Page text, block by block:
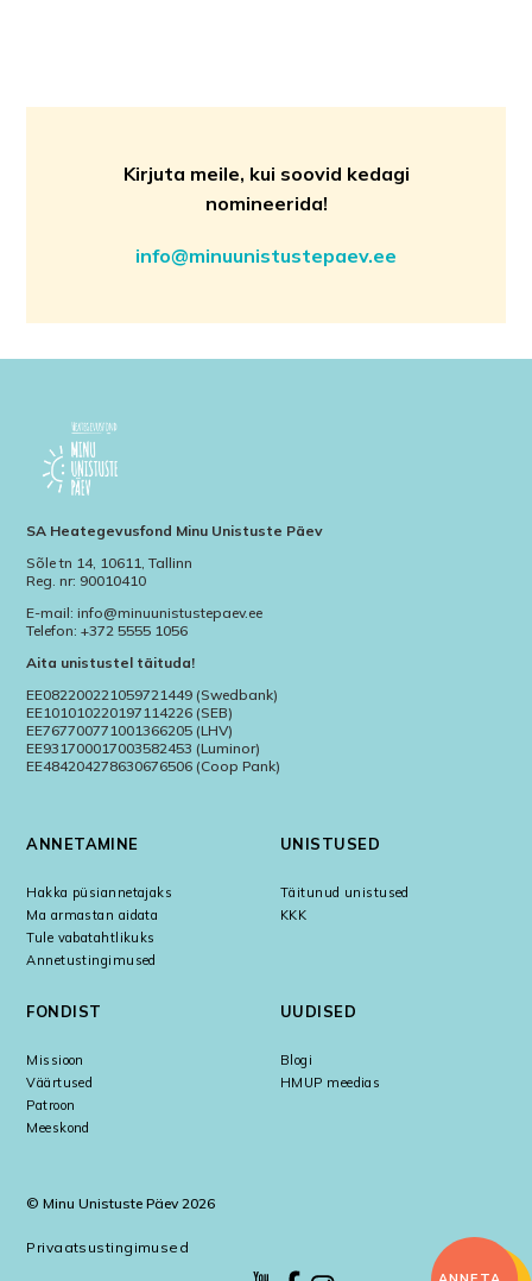
Kirjuta meile, kui soovid kedagi
nomineerida!
info@minuunistustepaev.ee
SA Heategevusfond Minu Unistuste Päev
Sõle tn 14, 10611, Tallinn
Reg. nr: 90010410
E-mail: info@minuunistustepaev.ee
Telefon: +372 5555 1056
Aita unistustel täituda!
EE082200221059721449 (Swedbank)
EE101010220197114226 (SEB)
EE767700771001366205 (LHV)
EE931700017003582453 (Luminor)
EE484204278630676506 (Coop Pank)
ANNETAMINE
Hakka püsiannetajaks
Ma armastan aidata
Tule vabatahtlikuks
Annetustingimused
UNISTUSED
Täitunud unistused
KKK
FONDIST
Missioon
Väärtused
Patroon
Meeskond
UUDISED
Blogi
HMUP meedias
© Minu Unistuste Päev 2026
Privaatsustingimused